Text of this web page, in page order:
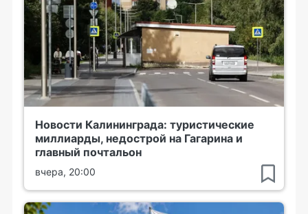
Новости Калининграда: туристические
миллиарды, недострой на Гагарина и
главный почтальон
вчера, 20:00